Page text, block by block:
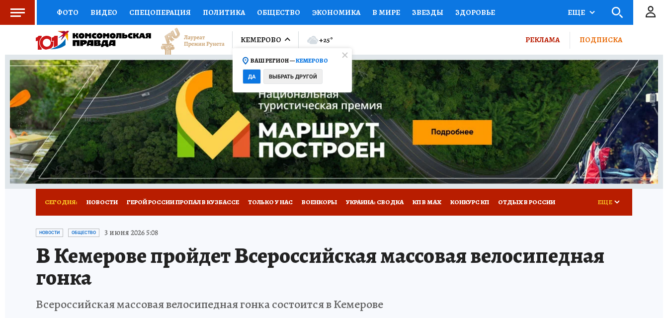
ФОТО ВИДЕО СПЕЦОПЕРАЦИЯ ПОЛИТИКА ОБЩЕСТВО ЭКОНОМИКА В МИРЕ ЗВЕЗДЫ ЗДОРОВЬЕ
СОЦПОДДЕРЖКА НАУКА СПОРТ КОЛУМНИСТЫ ПРОИСШЕСТВИЯ
ВЫБОР ЭКСПЕРТОВ ДОКТОР ФИНАНСЫ ОТКРЫВАЕМ МИР Я ЗНАЮ СЕМЬЯ ЖЕНСКИЕ СЕКРЕТЫ ПУТЕВОДИТЕЛЬ
КНИЖНАЯ ПОЛКА ПРОГНОЗЫ НА СПОРТ ПРОМОКОДЫ СЕРИАЛЫ СПЕЦПРОЕКТЫ ДЕФИЦИТ ЖЕЛЕЗА ТУРИЗМ
ПРЕСС-ЦЕНТР НЕДВИЖИМОСТЬ ТЕЛЕВИЗОР КОНКУРСЫ РАБОТА У НАС ГИД ПОТРЕБИТЕЛЯ ВСЕ О КП РАДИО КП
РЕКЛАМА ТЕСТЫ НОВОЕ НА САЙТЕ
ЕЩЕ
КЕМЕРОВО
ВАШ РЕГИОН —КЕМЕРОВО
ДА ВЫБРАТЬ ДРУГОЙ
+25° РЕКЛАМА ПОДПИСКА
СЕГОДНЯ: НОВОСТИ ГЕРОЙ РОССИИ ПРОПАЛ В КУЗБАССЕ ТОЛЬКО У НАС ВОЕНКОРЫ УКРАИНА: СВОДКА КП В МАХ КОНКУРС КП ОТДЫХ В РОССИИ
ЗАПОВЕДНАЯ РОССИЯ
ЕЩЕ
НОВОСТИ ОБЩЕСТВО 3 июня 2026 5:08
В Кемерове пройдет Всероссийская массовая велосипедная
гонка
Всероссийская массовая велосипедная гонка состоится в Кемерове